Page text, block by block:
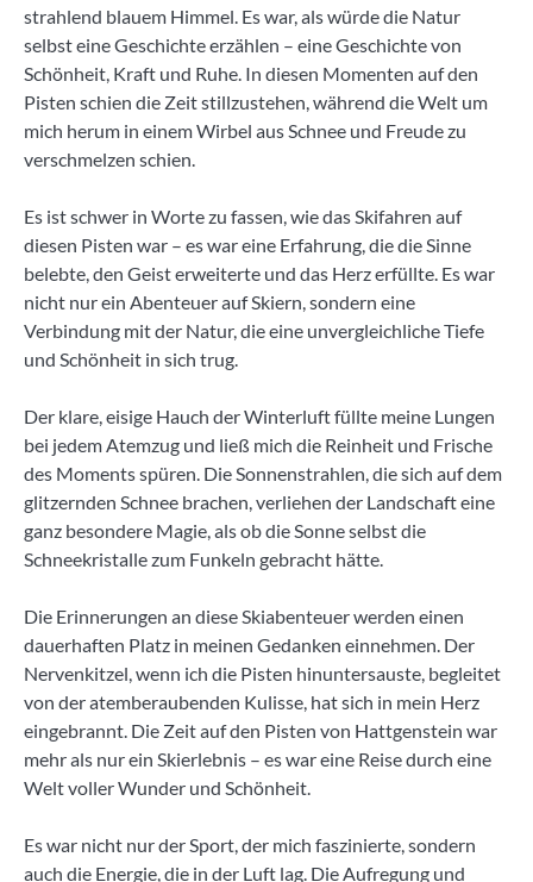
strahlend blauem Himmel. Es war, als würde die Natur
selbst eine Geschichte erzählen – eine Geschichte von
Schönheit, Kraft und Ruhe. In diesen Momenten auf den
Pisten schien die Zeit stillzustehen, während die Welt um
mich herum in einem Wirbel aus Schnee und Freude zu
verschmelzen schien.
Es ist schwer in Worte zu fassen, wie das Skifahren auf
diesen Pisten war – es war eine Erfahrung, die die Sinne
belebte, den Geist erweiterte und das Herz erfüllte. Es war
nicht nur ein Abenteuer auf Skiern, sondern eine
Verbindung mit der Natur, die eine unvergleichliche Tiefe
und Schönheit in sich trug.
Der klare, eisige Hauch der Winterluft füllte meine Lungen
bei jedem Atemzug und ließ mich die Reinheit und Frische
des Moments spüren. Die Sonnenstrahlen, die sich auf dem
glitzernden Schnee brachen, verliehen der Landschaft eine
ganz besondere Magie, als ob die Sonne selbst die
Schneekristalle zum Funkeln gebracht hätte.
Die Erinnerungen an diese Skiabenteuer werden einen
dauerhaften Platz in meinen Gedanken einnehmen. Der
Nervenkitzel, wenn ich die Pisten hinuntersauste, begleitet
von der atemberaubenden Kulisse, hat sich in mein Herz
eingebrannt. Die Zeit auf den Pisten von Hattgenstein war
mehr als nur ein Skierlebnis – es war eine Reise durch eine
Welt voller Wunder und Schönheit.
Es war nicht nur der Sport, der mich faszinierte, sondern
auch die Energie, die in der Luft lag. Die Aufregung und